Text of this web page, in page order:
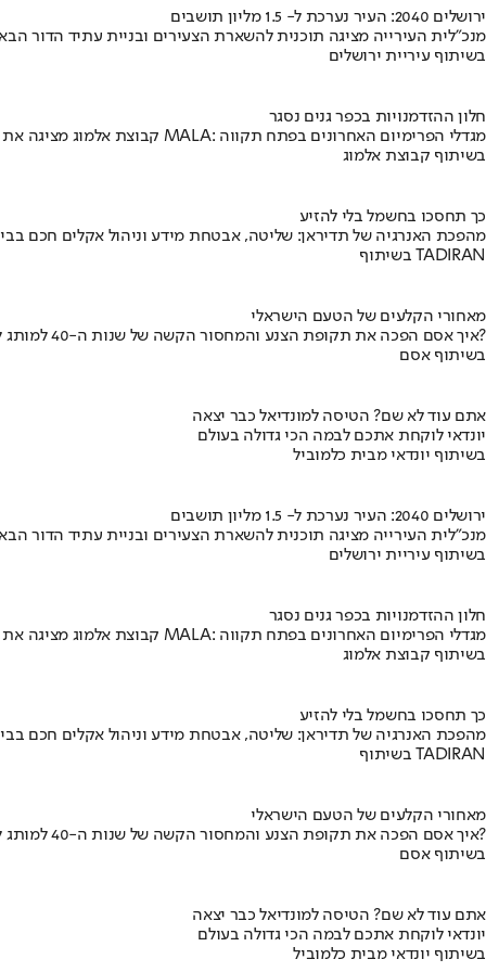
ירושלים 2040: העיר נערכת ל- 1.5 מליון תושבים
מנכ"לית העירייה מציגה תוכנית להשארת הצעירים ובניית עתיד הדור
בשיתוף עיריית ירושלים
חלון ההזדמנויות בכפר גנים נסגר
קבוצת אלמוג מציגה את פרויקט MALA: מגדלי הפרימיום האחרונים בפתח תקווה
בשיתוף קבוצת אלמוג
כך תחסכו בחשמל בלי להזיע
מהפכת האנרגיה של תדיראן: שליטה, אבטחת מידע וניהול אקלים חכם
בשיתוף TADIRAN
מאחורי הקלעים של הטעם הישראלי
איך אסם הפכה את תקופת הצנע והמחסור הקשה של שנות ה-40 למותג לאומי?
בשיתוף אסם
אתם עוד לא שם? הטיסה למונדיאל כבר יצאה
יונדאי לוקחת אתכם לבמה הכי גדולה בעולם
בשיתוף יונדאי מבית כלמוביל
ירושלים 2040: העיר נערכת ל- 1.5 מליון תושבים
מנכ"לית העירייה מציגה תוכנית להשארת הצעירים ובניית עתיד הדור
בשיתוף עיריית ירושלים
חלון ההזדמנויות בכפר גנים נסגר
קבוצת אלמוג מציגה את פרויקט MALA: מגדלי הפרימיום האחרונים בפתח תקווה
בשיתוף קבוצת אלמוג
כך תחסכו בחשמל בלי להזיע
מהפכת האנרגיה של תדיראן: שליטה, אבטחת מידע וניהול אקלים חכם
בשיתוף TADIRAN
מאחורי הקלעים של הטעם הישראלי
איך אסם הפכה את תקופת הצנע והמחסור הקשה של שנות ה-40 למותג לאומי?
בשיתוף אסם
אתם עוד לא שם? הטיסה למונדיאל כבר יצאה
יונדאי לוקחת אתכם לבמה הכי גדולה בעולם
בשיתוף יונדאי מבית כלמוביל